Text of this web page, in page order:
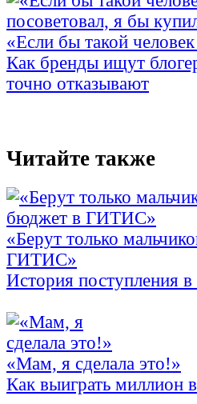
«Если бы такой
Как бренды ищут
точно отказывают
Читайте также
«Берут только
ГИТИС»
История поступления
«Мам, я сделала это!»
Как выиграть миллион